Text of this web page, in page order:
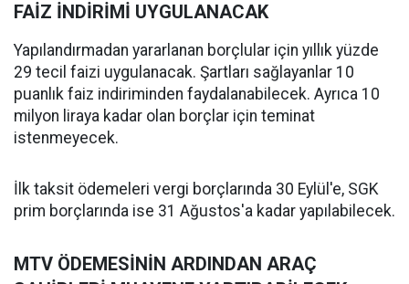
FAİZ İNDİRİMİ UYGULANACAK
Yapılandırmadan yararlanan borçlular için yıllık yüzde
29 tecil faizi uygulanacak. Şartları sağlayanlar 10
puanlık faiz indiriminden faydalanabilecek. Ayrıca 10
milyon liraya kadar olan borçlar için teminat
istenmeyecek.
İlk taksit ödemeleri vergi borçlarında 30 Eylül'e, SGK
prim borçlarında ise 31 Ağustos'a kadar yapılabilecek.
MTV ÖDEMESİNİN ARDINDAN ARAÇ